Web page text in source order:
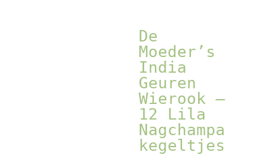
De
Moeder’s
India
Geuren
Wierook –
12 Lila
Nagchampa
kegeltjes